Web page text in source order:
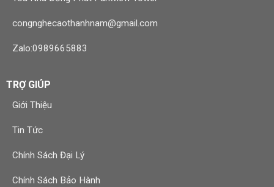
congnghecaothanhnam@gmail.com
Zalo:0989665883
TRỢ GIÚP
Giới Thiệu
Tin Tức
Chính Sách Đại Lý
Chính Sách Bảo Hành